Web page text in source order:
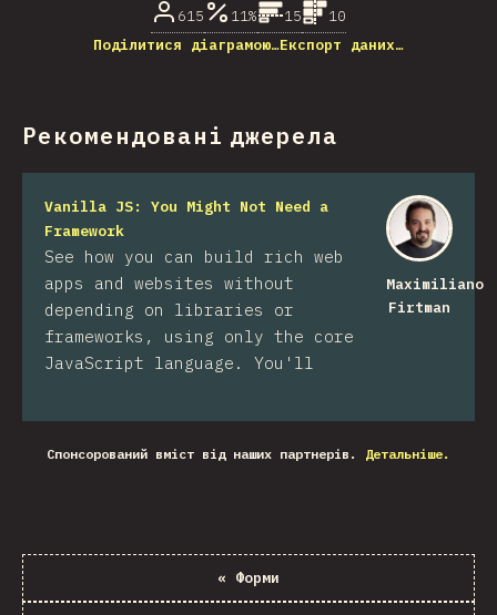
615 11% 15
10
Поділитися діаграмою…Експорт даних…
Рекомендовані джерела
Maximiliano
Firtman
Vanilla JS: You Might Not Need a
Framework
See how you can build rich web
apps and websites without
depending on libraries or
frameworks, using only the core
JavaScript language. You'll
Спонсорований вміст від наших партнерів. Детальніше.
« Форми